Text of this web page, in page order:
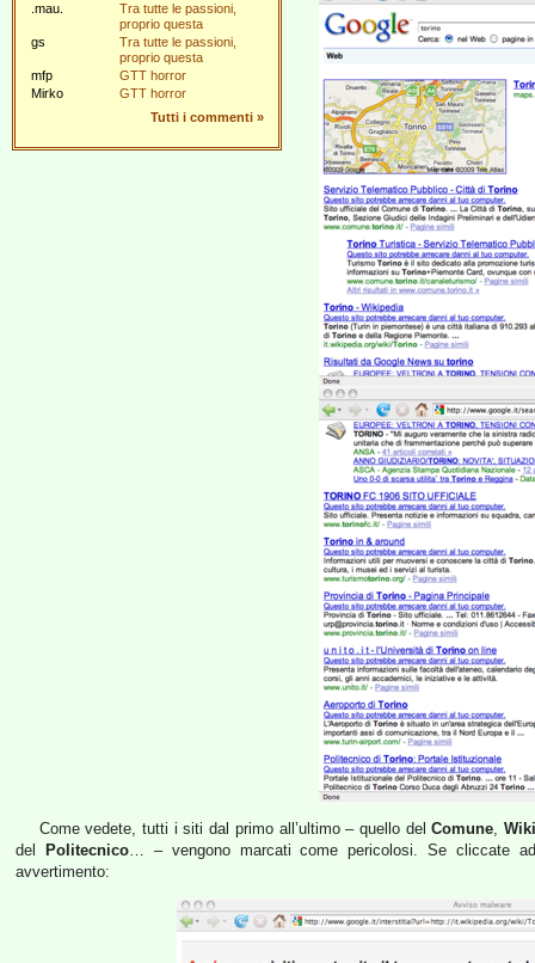
.mau.
Tra tutte le passioni,
proprio questa
gs
Tra tutte le passioni,
proprio questa
mfp
GTT horror
Mirko
GTT horror
Tutti i commenti »
Come vedete, tutti i siti dal primo all’ultimo – quello delComune,
del
Politecnico… – vengono marcati come pericolosi. Se cliccate
avvertimento: